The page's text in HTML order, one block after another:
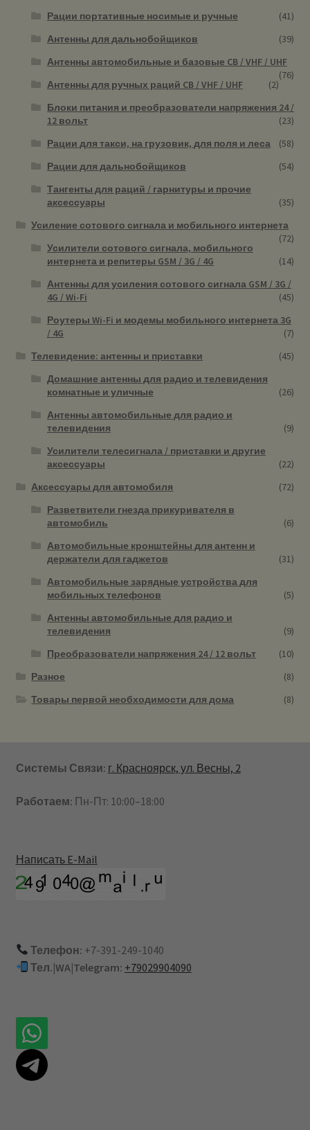
Рации портативные носимые и ручные
(41)
Антенны для дальнобойщиков
(39)
Антенны автомобильные и базовые CB / VHF / UHF
(76)
Антенны для ручных раций CB / VHF / UHF
(2)
Блоки питания и преобразователи напряжения 24 /
12 вольт
(23)
Рации для такси, на грузовик, для поля и леса
(58)
Рации для дальнобойщиков
(54)
Тангенты для раций / гарнитуры и прочие
аксессуары
(35)
Усиление сотового сигнала и мобильного интернета
(72)
Усилители сотового сигнала, мобильного
интернета и репитеры GSM / 3G / 4G
(14)
Антенны для усиления сотового сигнала GSM / 3G /
4G / Wi-Fi
(45)
Роутеры Wi-Fi и модемы мобильного интернета 3G
/ 4G
(7)
Телевидение: антенны и приставки
(45)
Домашние антенны для радио и телевидения
комнатные и уличные
(26)
Антенны автомобильные для радио и
телевидения
(9)
Усилители телесигнала / приставки и другие
аксессуары
(22)
Аксессуары для автомобиля
(72)
Разветвители гнезда прикуривателя в
автомобиль
(6)
Автомобильные кронштейны для антенн и
держатели для гаджетов
(31)
Автомобильные зарядные устройства для
мобильных телефонов
(5)
Антенны автомобильные для радио и
телевидения
(9)
Преобразователи напряжения 24 / 12 вольт
(10)
Разное
(8)
Товары первой необходимости для дома
(8)
Системы Связи: г. Красноярск, ул. Весны, 2
Работаем: Пн-Пт: 10:00–18:00
Написать E-Mail
Телефон: +7-391-249-1040
Тел.|WA|Telegram: +79029904090